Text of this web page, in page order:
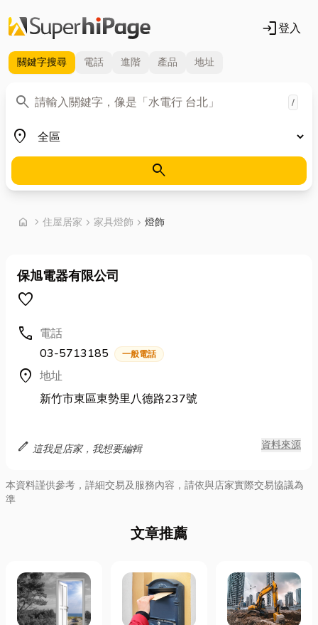
login登入
關鍵字搜尋 電話 進階 產品 地址
search
關鍵字 /
place
地區
search
home chevron_right 首頁
住屋居家 chevron_right 家具燈飾 chevron_right 燈飾
保旭電器有限公司
favorite
call 電話
03-5713185
一般電話
location_on 地址
新竹市東區東勢里八德路237號
edit 這我是店家，我想要編輯 資料來源
本資料謹供參考，詳細交易及服務內容，請依與店家實際交易協議為
準
文章推薦